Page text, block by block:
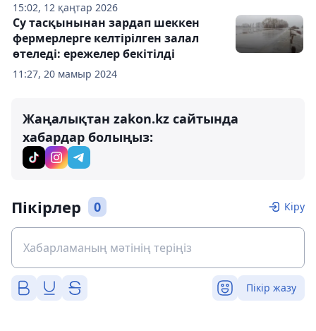
15:02, 12 қаңтар 2026
11:27, 20 мамыр 2024
Су тасқынынан зардап шеккен
фермерлерге келтірілген залал
өтеледі: ережелер бекітілді
Жаңалықтан zakon.kz сайтында
хабардар болыңыз:
Пікірлер 0 Кіру
Пікір жазу